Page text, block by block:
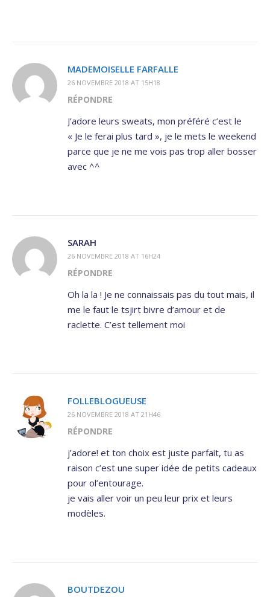
MADEMOISELLE FARFALLE
26 NOVEMBRE 2018 AT 15H18
RÉPONDRE
J’adore leurs sweats, mon préféré c’est le
« Je le ferai plus tard », je le mets le weekend
parce que je ne me vois pas trop aller bosser
avec ^^
SARAH
26 NOVEMBRE 2018 AT 16H24
RÉPONDRE
Oh la la ! Je ne connaissais pas du tout mais, il
me le faut le tsjirt bivre d’amour et de
raclette. C’est tellement moi
FOLLEBLOGUEUSE
26 NOVEMBRE 2018 AT 21H46
RÉPONDRE
j’adore! et ton choix est juste parfait, tu as
raison c’est une super idée de petits cadeaux
pour ol’entourage.
je vais aller voir un peu leur prix et leurs
modèles.
BOUTDEZOU